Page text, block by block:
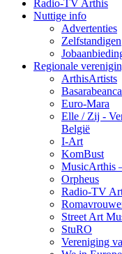
Radio-TV Arthis
Nuttige info
Advertenties
Zelfstandigen
Regionale
ArthisArtists
Basarabeanca
Euro-Mara
Elle / Zij -
België
I-Art
KomBust
MusicArthis
Orpheus
Radio-TV
Street Art
StuRO
Vereniging